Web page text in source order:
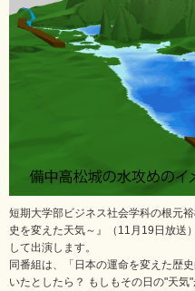
短期大学部ビジネス社会学科の根元
史を変えた天気～』（11月19日放送
して出演します。
同番組は、「日本の運命を変えた歴
いたとしたら？ もしもその日の"天